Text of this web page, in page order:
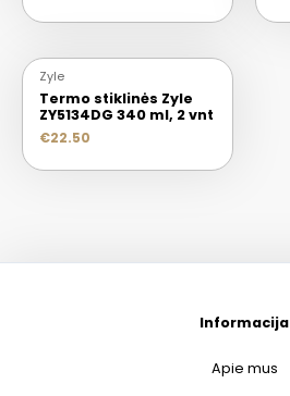
Zyle
Termo stiklinės Zyle
ZY5134DG 340 ml, 2 vnt
€22.50
Informacija
Apie mus